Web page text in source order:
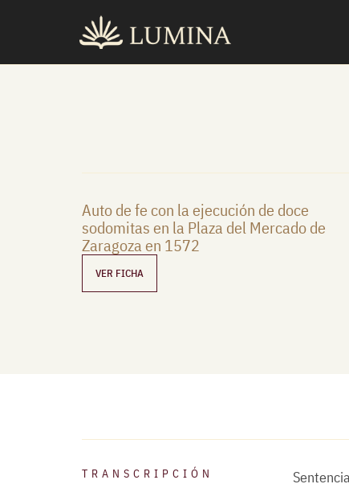
Auto de fe con la ejecución de doce
sodomitas en la Plaza del Mercado de
Zaragoza en 1572
VER FICHA
TRANSCRIPCIÓN